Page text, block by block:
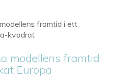
modellens framtid
Europa